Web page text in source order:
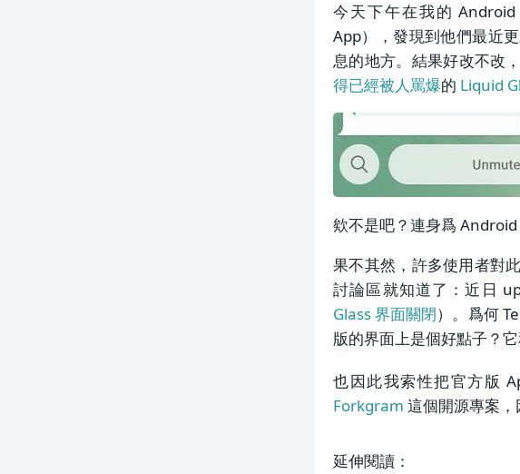
今天下午在我的
App），發現到他們最近
息的地方。結果好改不改
得已經被人罵爆的 Liquid
欸不是吧？連身爲
果不其然，許多使用者對
討論區就知道了：近日
Glass 界面關閉）。爲何
版的界面上是個好點子？
也因此我索性把官方版
Forkgram 這個開源專案，
延伸閱讀：